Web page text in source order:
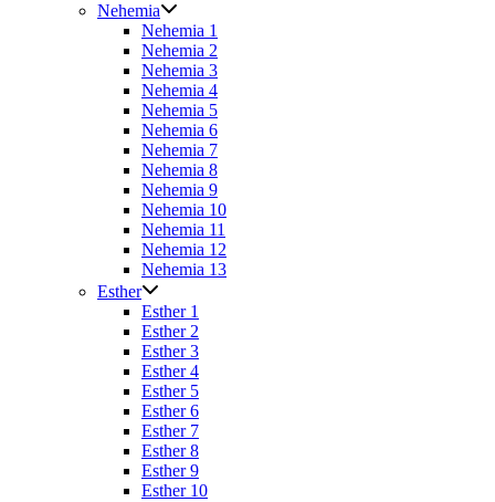
Nehemia
Nehemia 1
Nehemia 2
Nehemia 3
Nehemia 4
Nehemia 5
Nehemia 6
Nehemia 7
Nehemia 8
Nehemia 9
Nehemia 10
Nehemia 11
Nehemia 12
Nehemia 13
Esther
Esther 1
Esther 2
Esther 3
Esther 4
Esther 5
Esther 6
Esther 7
Esther 8
Esther 9
Esther 10